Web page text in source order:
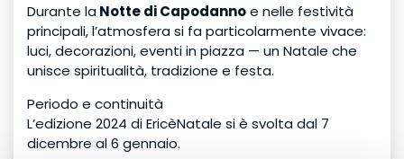
Durante laNotte di Capodannoe nelle festività
principali, l’atmosfera si fa particolarmente vivace:
luci, decorazioni, eventi in piazza — un Natale che
unisce spiritualità, tradizione e festa.
Periodo e continuità
L’edizione 2024 di EricèNatale si è svolta dal 7
dicembre al 6 gennaio.